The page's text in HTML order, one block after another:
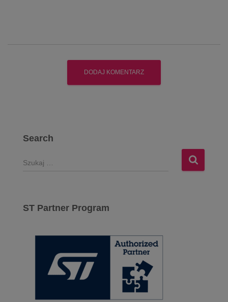
Search
S
a
ST Partner Program